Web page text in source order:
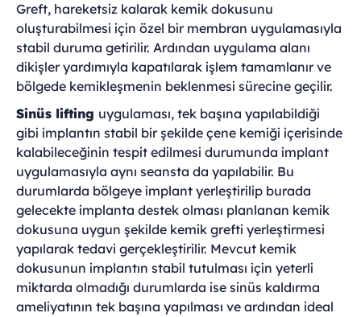
Greft, hareketsiz kalarak kemik dokusunu
oluşturabilmesi için özel bir membran uygulamasıyla
stabil duruma getirilir. Ardından uygulama alanı
dikişler yardımıyla kapatılarak işlem tamamlanır ve
bölgede kemikleşmenin beklenmesi sürecine geçilir.
Sinüs lifting uygulaması, tek başına yapılabildiği
gibi implantın stabil bir şekilde çene kemiği içerisinde
kalabileceğinin tespit edilmesi durumunda implant
uygulamasıyla aynı seansta da yapılabilir. Bu
durumlarda bölgeye implant yerleştirilip burada
gelecekte implanta destek olması planlanan kemik
dokusuna uygun şekilde kemik grefti yerleştirmesi
yapılarak tedavi gerçekleştirilir. Mevcut kemik
dokusunun implantın stabil tutulması için yeterli
miktarda olmadığı durumlarda ise sinüs kaldırma
ameliyatının tek başına yapılması ve ardından ideal